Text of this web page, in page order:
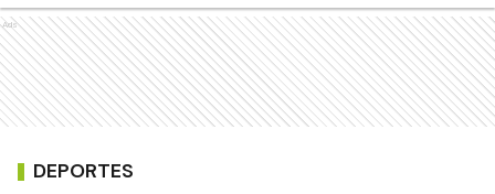
Ads
DEPORTES